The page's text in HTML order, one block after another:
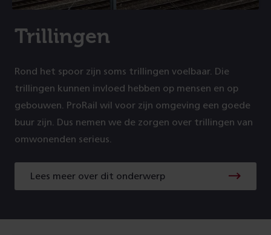
Trillingen
Rond het spoor zijn soms trillingen voelbaar. Die
trillingen kunnen invloed hebben op mensen en op
gebouwen. ProRail wil voor zijn omgeving een goede
buur zijn. Dus nemen we de zorgen over trillingen van
omwonenden serieus.
Lees meer over dit onderwerp
Lees
meer
onderwerp